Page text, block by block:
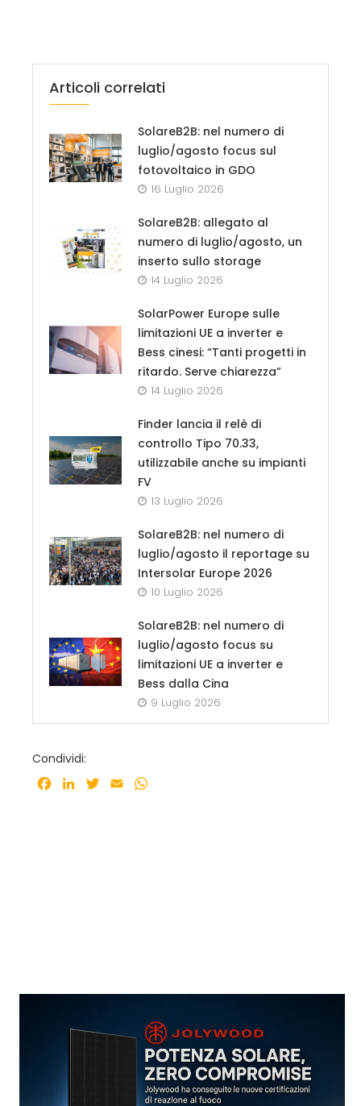
Articoli correlati
SolareB2B: nel numero di
luglio/agosto focus sul
fotovoltaico in GDO
16 Luglio 2026
SolareB2B: allegato al
numero di luglio/agosto, un
inserto sullo storage
14 Luglio 2026
SolarPower Europe sulle
limitazioni UE a inverter e
Bess cinesi: “Tanti progetti in
ritardo. Serve chiarezza”
14 Luglio 2026
Finder lancia il relè di
controllo Tipo 70.33,
utilizzabile anche su impianti
FV
13 Luglio 2026
SolareB2B: nel numero di
luglio/agosto il reportage su
Intersolar Europe 2026
10 Luglio 2026
SolareB2B: nel numero di
luglio/agosto focus su
limitazioni UE a inverter e
Bess dalla Cina
9 Luglio 2026
Condividi:
Facebook
LinkedInTwitter
Email